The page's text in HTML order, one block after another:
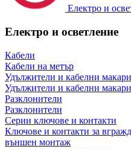
Електро и
Електро и осветление
Кабели
Кабели на метър
Удължители и кабелни макари
Удължители и кабелни макари
Разклонители
Разклонители
Серии ключове и контакти
Ключове и контакти за
външен монтаж